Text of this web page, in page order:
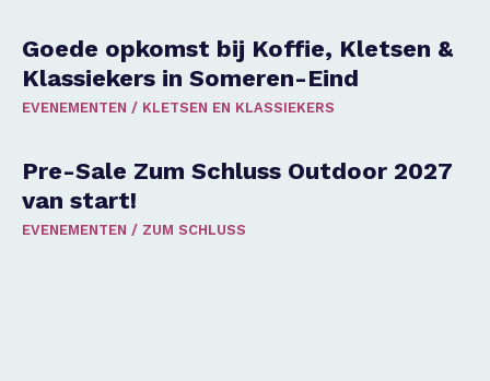
Goede opkomst bij Koffie, Kletsen &
Klassiekers in Someren-Eind
EVENEMENTEN / KLETSEN EN KLASSIEKERS
Pre-Sale Zum Schluss Outdoor 2027
van start!
EVENEMENTEN / ZUM SCHLUSS